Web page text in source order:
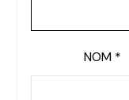
NOM *